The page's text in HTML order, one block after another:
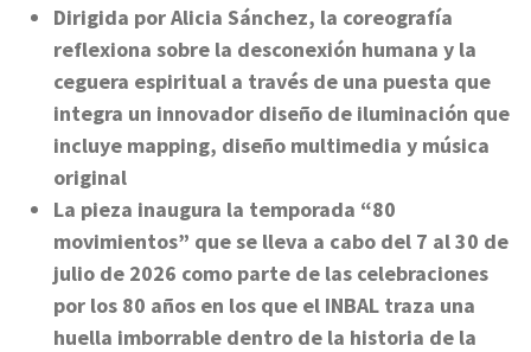
Dirigida por Alicia Sánchez, la coreografía
reflexiona sobre la desconexión humana y la
ceguera espiritual a través de una puesta que
integra un innovador diseño de iluminación que
incluye mapping, diseño multimedia y música
original
La pieza inaugura la temporada “80
movimientos” que se lleva a cabo del 7 al 30 de
julio de 2026 como parte de las celebraciones
por los 80 años en los que el INBAL traza una
huella imborrable dentro de la historia de la